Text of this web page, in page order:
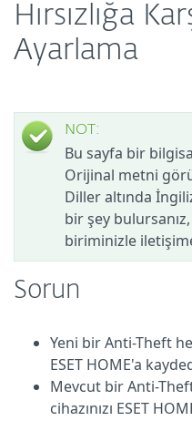
Hırsızlığa
Ayarlama
NOT:
Bu sayfa bir
Orijinal metni
Diller altında
bir şey
biriminizle
Sorun
Yeni bir Anti-Theft
ESET HOME'a
Mevcut bir Anti-
cihazınızı ESET